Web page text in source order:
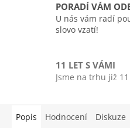
PORADÍ VÁM
U nás vám radí
slovo vzatí!
11 LET S VÁMI
Jsme na trhu již
Popis Hodnocení Diskuze